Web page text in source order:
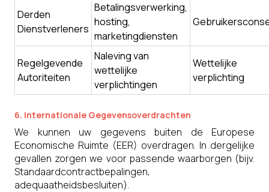
Derden
Dienstverleners
Betalingsverwerking,
hosting,
marketingdiensten
Regelgevende
Autoriteiten
Naleving van
wettelijke
verplichtingen
Wettelijke
verplichting
6. Internationale Gegevensoverdrachten
We kunnen uw gegevens buiten de Europese
Economische Ruimte (EER) overdragen. In dergelijke
gevallen zorgen we voor passende waarborgen (bijv.
Standaardcontractbepalingen,
adequaatheidsbesluiten).